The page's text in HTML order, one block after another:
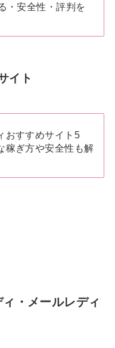
・安全性・評判を
イト
おすすめサイト5
稼ぎ方や安全性も解
・メールレディ